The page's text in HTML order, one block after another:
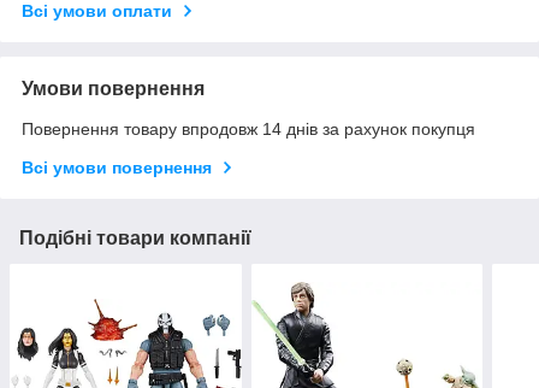
Всі умови оплати
Умови повернення
Повернення товару впродовж 14 днів за рахунок покупця
Всі умови повернення
Подібні товари компанії